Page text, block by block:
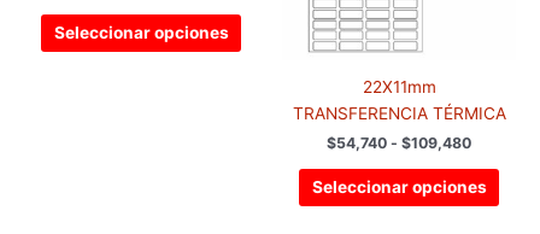
Seleccionar opciones
pueden
producto
22X11mm
TRANSFERENCIA TÉRMICA
$54,740 - $109,480
Seleccionar opciones
en